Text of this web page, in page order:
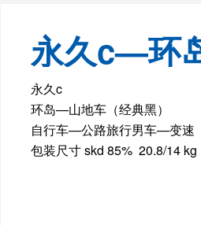
BICYCLE
ELECTRIC BIKE
永久c—环
黑）
永久c
环岛—山地车（经典黑）
自行车—公路旅行男车—变速
包装尺寸 skd 85% 20.8/14